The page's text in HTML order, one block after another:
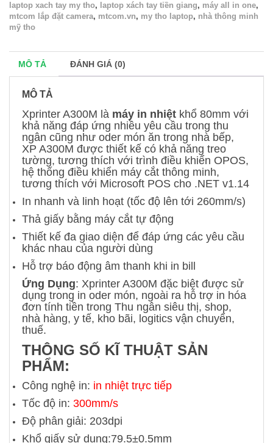
laptop xach tay my tho, laptop xách tay tiền giang, máy all in one,
mtcom lắp đặt camera, mtcom.vn, my tho laptop, nhà thông minh
mỹ tho
MÔ TẢ ĐÁNH GIÁ (0)
MÔ TẢ
Xprinter A300M là máy in nhiệt khổ 80mm với
khả năng đáp ứng nhiều yêu cầu trong thu
ngân cũng như oder món ăn trong nhà bếp,
XP A300M được thiết kế có khả năng treo
tường, tương thích với trình điều khiển OPOS,
hệ thống điều khiển máy cắt thông minh,
tương thích với Microsoft POS cho .NET v1.14
In nhanh và linh hoạt (tốc độ lên tới 260mm/s)
Thả giấy bằng máy cắt tự động
Thiết kế đa giao diện để đáp ứng các yêu cầu
khác nhau của người dùng
Hỗ trợ báo động âm thanh khi in bill
Ứng Dụng: Xprinter A300M đặc biệt được sử
dụng trong in oder món, ngoài ra hỗ trợ in hóa
đơn tính tiền trong Thu ngân siêu thị, shop,
nhà hàng, y tế, kho bãi, logitics vận chuyển,
thuế.
THÔNG SỐ KĨ THUẬT SẢN
PHẨM:
Công nghệ in: in nhiệt trực tiếp
Tốc độ in: 300mm/s
Độ phân giải: 203dpi
Khổ giấy sử dụng:79.5±0.5mm